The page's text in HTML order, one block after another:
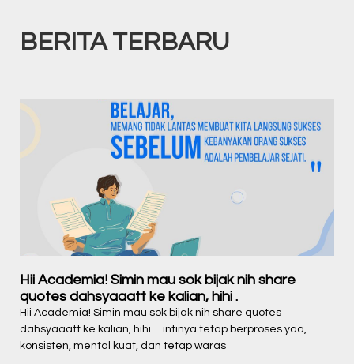
BERITA TERBARU
Hii Academia! Simin mau sok bijak nih share
quotes dahsyaaatt ke kalian, hihi .
Hii Academia! Simin mau sok bijak nih share quotes
dahsyaaatt ke kalian, hihi . . intinya tetap berproses yaa,
konsisten, mental kuat, dan tetap waras